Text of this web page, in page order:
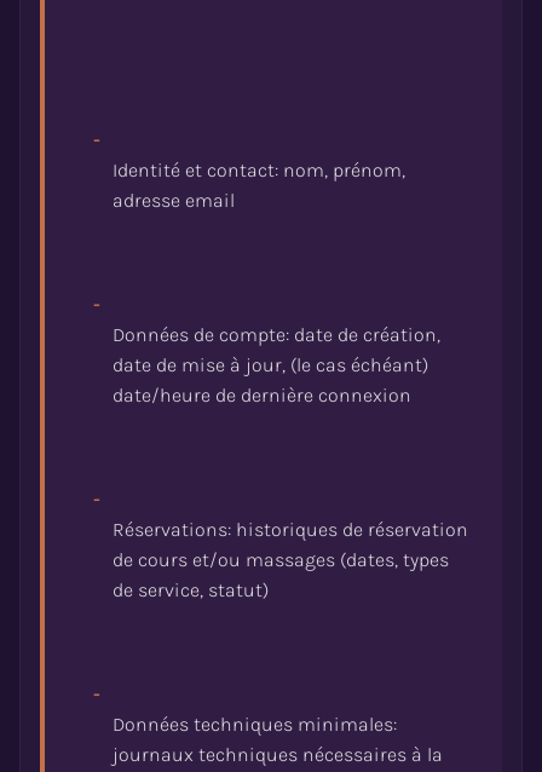
-
Identité et contact: nom, prénom,
-
Données de compte: date de création,
date de mise à jour, (le cas échéant)
-
Réservations: historiques de réservation
de cours et/ou massages (dates, types
-
Données techniques minimales:
journaux techniques nécessaires à la